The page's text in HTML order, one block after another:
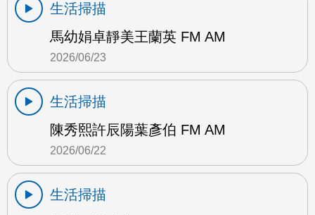
生活掃描
馬幼娟卓靜美王蘭英 FM AM
2026/06/23
生活掃描
陳秀熙許辰陽葉彥伯 FM AM
2026/06/22
生活掃描